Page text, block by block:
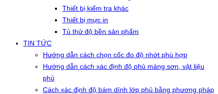
Thiết bị kiểm tra khác
Thiết bị mực in
Tủ thử độ bền sản phẩm
TIN TỨC
Hướng dẫn cách chọn cốc đo độ nhớt phù hợp
Hướng dẫn cách xác định độ phủ màng sơn, vật liệu
phủ
Cách xác định độ bám dính lớp phủ bằng phương pháp